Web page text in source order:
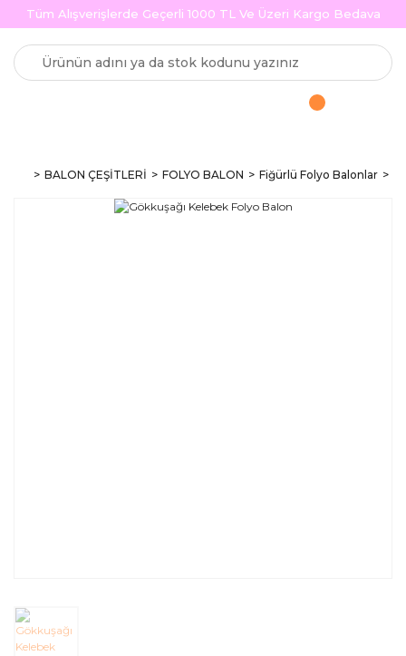
Tüm Alışverişlerde Geçerli 1000 TL Ve Üzeri Kargo Bedava
BALON ÇEŞİTLERİ FOLYO BALON Fiğürlü Folyo Balonlar